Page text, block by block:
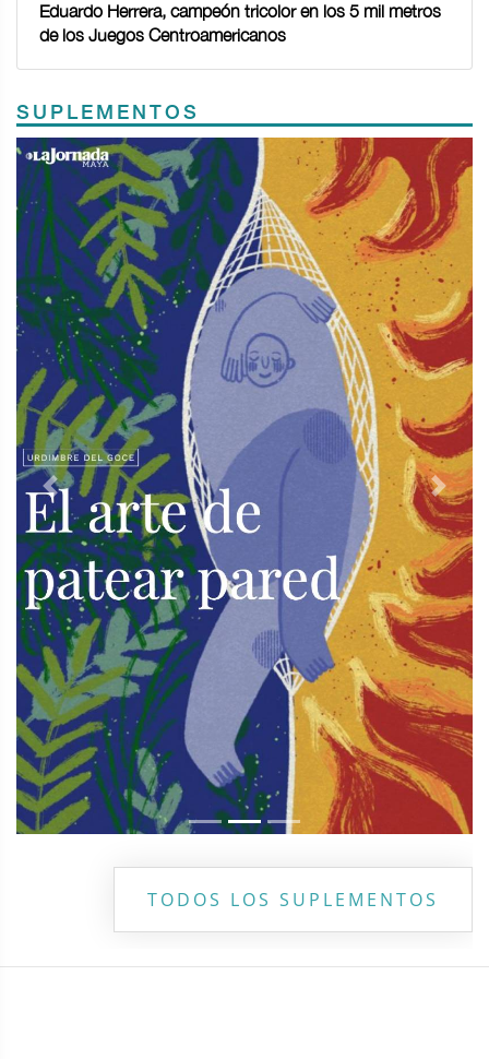
Eduardo Herrera, campeón tricolor en los 5 mil metros
de los Juegos Centroamericanos
SUPLEMENTOS
Previous Next
TODOS LOS SUPLEMENTOS